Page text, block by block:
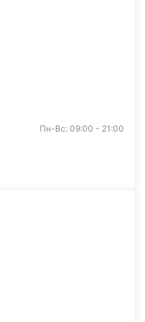
Пн-Вс: 09:00 - 21:00